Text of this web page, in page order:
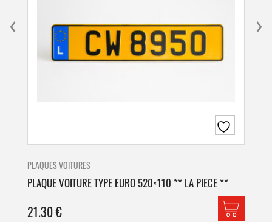
PLAQUES VOITURES
PLAQUE VOITURE TYPE EURO 520×110 ** LA PIECE **
21.30€